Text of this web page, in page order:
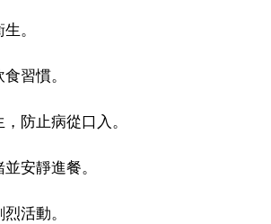
。
習慣。
防止病從口入。
安靜進餐。
活動。